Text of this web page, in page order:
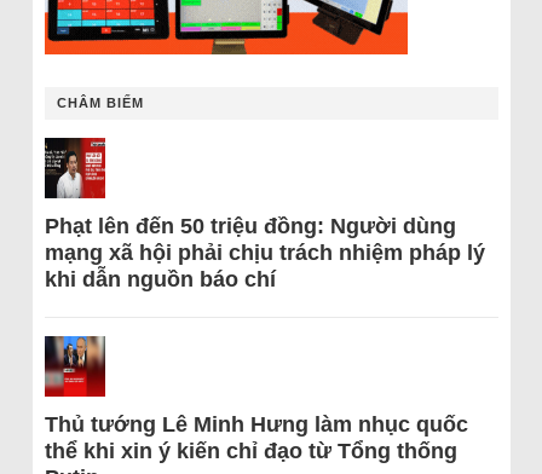
CHÂM BIẾM
Phạt lên đến 50 triệu đồng: Người dùng
mạng xã hội phải chịu trách nhiệm pháp lý
khi dẫn nguồn báo chí
Thủ tướng Lê Minh Hưng làm nhục quốc
thể khi xin ý kiến chỉ đạo từ Tổng thống